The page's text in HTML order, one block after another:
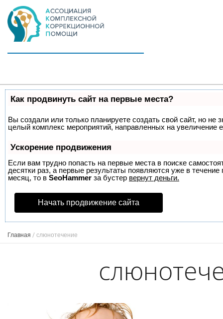
Как продвинуть сайт на первые места?
Вы создали или только планируете создать свой сайт, но не
целый комплекс мероприятий, направленных на увеличение
Ускорение продвижения
Если вам трудно попасть на первые места в поиске
десятки раз, а первые результаты появляются уже в
месяц, то в SeoHammer за бустер вернут деньги.
Начать продвижение сайта
Главная / слюнотечение